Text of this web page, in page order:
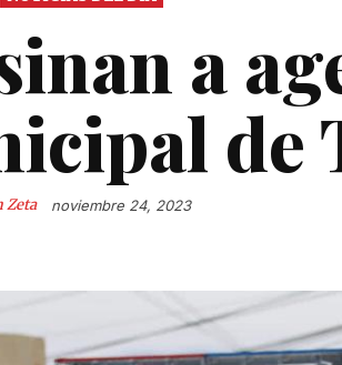
a
de
Zeta noviembre 24, 2023